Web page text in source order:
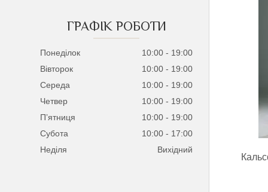
ГРАФІК РОБОТИ
Понеділок 10:00
19:00
Вівторок
10:00
19:00
Середа
10:00
19:00
Четвер
10:00
19:00
Пʼятниця
10:00
19:00
Субота
10:00
17:00
Неділя
Вихідний